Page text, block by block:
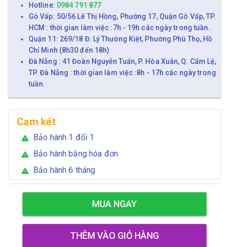
Hotline: 0984 791 877
Gò Vấp: 50/56 Lê Thị Hồng, Phường 17, Quận Gò Vấp, TP.
HCM : thời gian làm việc :7h - 19h các ngày trong tuần.
Quận 11: 269/18 Đ. Lý Thường Kiệt, Phường Phú Thọ, Hồ
Chí Minh (8h30 đến 18h)
Đà Nẵng : 41 Đoàn Nguyễn Tuấn, P. Hòa Xuân, Q. Cẩm Lệ,
TP. Đà Nẵng : thời gian làm việc :8h - 17h các ngày trong
tuần.
Cam kết
warning Bảo hành 1 đổi 1
warning Bảo hành bằng hóa đơn
warning Bảo hành 6 tháng
MUA NGAY
THÊM VÀO GIỎ HÀNG